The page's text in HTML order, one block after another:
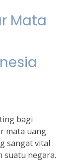
Mata
bagi
mata uang
sangat vital
suatu negara.